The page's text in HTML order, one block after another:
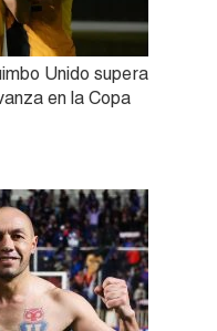
Unido supera
en la Copa